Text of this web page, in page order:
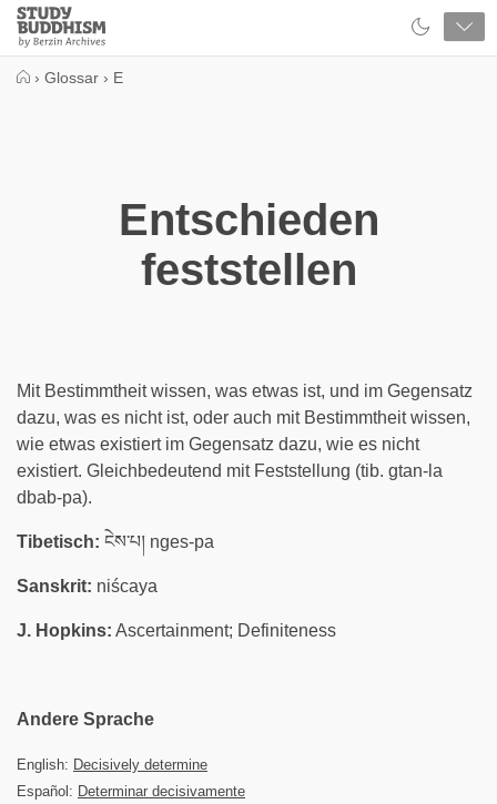
Close
Study
Buddhism
› Glossar › E
Entschieden
feststellen
Mit Bestimmtheit wissen, was etwas ist, und im Gegensatz
dazu, was es nicht ist, oder auch mit Bestimmtheit wissen,
wie etwas existiert im Gegensatz dazu, wie es nicht
existiert. Gleichbedeutend mit Feststellung (tib. gtan-la
dbab-pa).
Tibetisch: ངེས་པ། nges-pa
Sanskrit: niścaya
J. Hopkins: Ascertainment; Definiteness
Andere Sprache
English: Decisively determine
Español: Determinar decisivamente